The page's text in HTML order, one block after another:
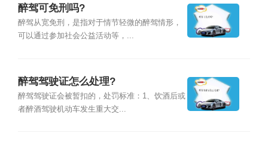
醉驾可免刑吗?
醉驾从宽免刑，是指对于情节轻微的醉驾情形，
可以通过参加社会公益活动等，...
醉驾驾驶证怎么处理?
醉驾驾驶证会被暂扣的，处罚标准：1、饮酒后或
者醉酒驾驶机动车发生重大交...